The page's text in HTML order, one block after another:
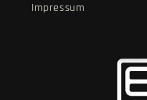
Impressum